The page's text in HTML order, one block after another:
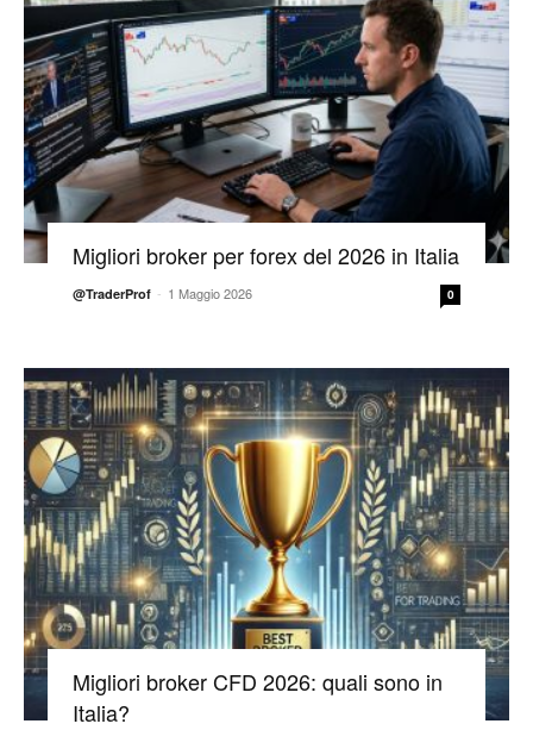
Migliori broker per forex del 2026 in Italia
@TraderProf - 1 Maggio 2026 0
Migliori broker CFD 2026: quali sono in
Italia?